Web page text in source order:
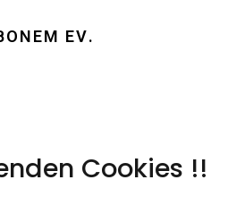
EV.
Cookies !!